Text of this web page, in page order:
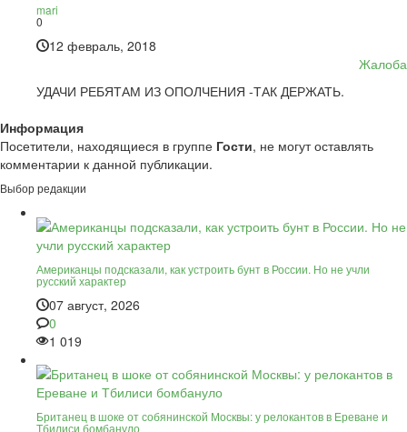
mari
0
12 февраль, 2018
Жалоба
УДАЧИ РЕБЯТАМ ИЗ ОПОЛЧЕНИЯ -ТАК ДЕРЖАТЬ.
Информация
Посетители, находящиеся в группе Гости, не могут оставлять
комментарии к данной публикации.
Выбор редакции
Американцы подсказали, как устроить бунт в России. Но не учли
русский характер
07 август, 2026
0
1 019
Британец в шоке от собянинской Москвы: у релокантов в Ереване и
Тбилиси бомбануло